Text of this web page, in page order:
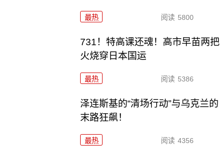
最热 阅读 5800
731！特高课还魂！高市早苗两把
火烧穿日本国运
最热 阅读 5386
泽连斯基的“清场行动”与乌克兰的
末路狂飙！
最热 阅读 4356